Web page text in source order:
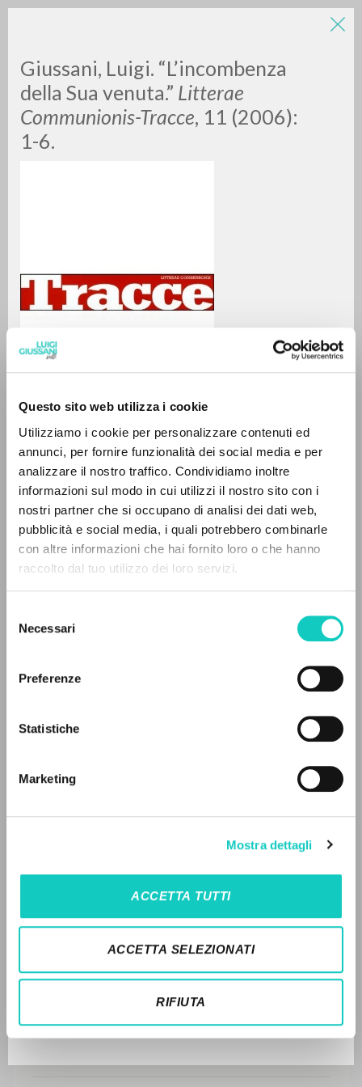
Questo sito web utilizza i cookie
Utilizziamo i cookie per personalizzare contenuti ed
annunci, per fornire funzionalità dei social media e per
analizzare il nostro traffico. Condividiamo inoltre
informazioni sul modo in cui utilizzi il nostro sito con i
nostri partner che si occupano di analisi dei dati web,
pubblicità e social media, i quali potrebbero combinarle
con altre informazioni che hai fornito loro o che hanno
raccolto dal tuo utilizzo dei loro servizi.
delNecessari
Preferenze
Statistiche
Marketing
Mostra dettagli
ACCETTA TUTTI
ACCETTA SELEZIONATI
RIFIUTA
Giussani, Luigi. “L’incombenza
della Sua venuta.” Litterae
Communionis-Tracce, 11 (2006):
1-6.
Giussani Luigi Autore
Italiano
Litterae Communionis-Tracce
2006
Pagine: 6
ULTIMO AGGIORNAMENTO
11/05/2020
LEGGI IL FULL TEXT NELL'EDIZIONE
DISPONIBILE
2008 - La familiarità con Cristo: Meditazioni sull'anno
liturgico - San Paolo - Italiano (pp. 9-24)
TRADUZIONI
OPERE COLLEGATE
TRADUZIONI OPERE COLLEGATE
NOMI
0DOCUMENTI TROVATI
IL PROGETTO
testi integrali in 5 lingue e percorsi tematici
Italiano Inglese Spagnolo
NEWSLETTER
eventi e percorsi editoriali.